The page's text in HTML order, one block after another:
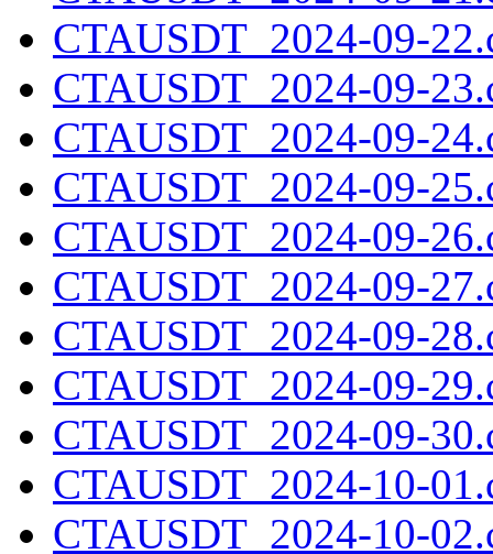
CTAUSDT_2024-09-
CTAUSDT_2024-09-
CTAUSDT_2024-09-
CTAUSDT_2024-09-
CTAUSDT_2024-09-
CTAUSDT_2024-09-
CTAUSDT_2024-09-
CTAUSDT_2024-09-
CTAUSDT_2024-09-
CTAUSDT_2024-10-
CTAUSDT_2024-10-